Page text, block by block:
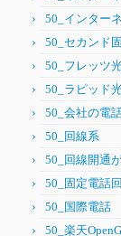
50_インター
50_セカンド
50_フレッツ
50_ラピッド
50_会社の電
50_回線系
50_回線開通
50_固定電話
50_国際電話
50_楽天